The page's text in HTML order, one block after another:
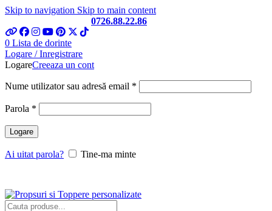
Skip to navigation Skip to main content
0726.88.22.86
0 Lista de dorinte
Logare / Inregistrare
LogareCreeaza un cont
Nume utilizator sau adresă email *
Parola *
Logare
Ai uitat parola? Tine-ma minte